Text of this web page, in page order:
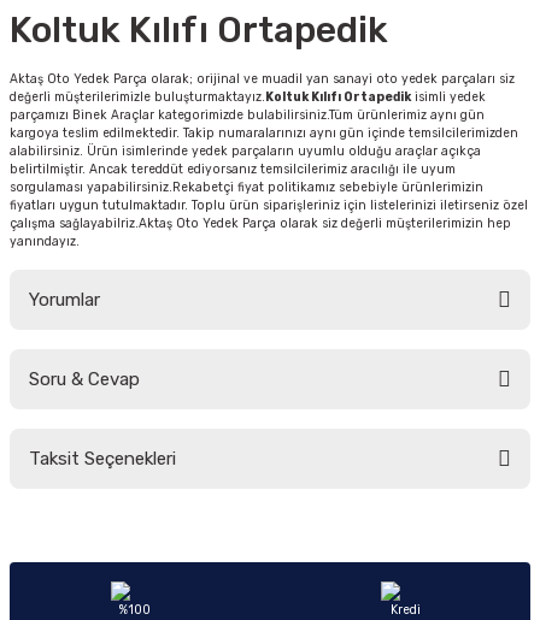
Koltuk Kılıfı Ortapedik
Aktaş Oto Yedek Parça olarak; orijinal ve muadil yan sanayi oto yedek parçaları siz
değerli müşterilerimizle buluşturmaktayız.Koltuk Kılıfı Ortapedikisimli yedek
parçamızı Binek Araçlar kategorimizde bulabilirsiniz.Tüm ürünlerimiz aynı gün
kargoya teslim edilmektedir. Takip numaralarınızı aynı gün içinde temsilcilerimizden
alabilirsiniz. Ürün isimlerinde yedek parçaların uyumlu olduğu araçlar açıkça
belirtilmiştir. Ancak tereddüt ediyorsanız temsilcilerimiz aracılığı ile uyum
sorgulaması yapabilirsiniz.Rekabetçi fiyat politikamız sebebiyle ürünlerimizin
fiyatları uygun tutulmaktadır. Toplu ürün siparişleriniz için listelerinizi iletirseniz özel
çalışma sağlayabilriz.Aktaş Oto Yedek Parça olarak siz değerli müşterilerimizin hep
yanındayız.
Yorumlar
Soru & Cevap
Taksit Seçenekleri